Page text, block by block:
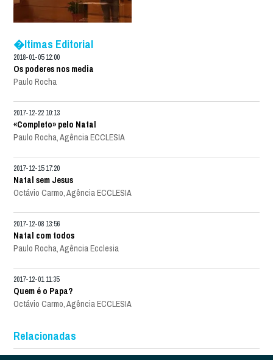
�ltimas Editorial
2018-01-05 12:00
Os poderes nos media
Paulo Rocha
2017-12-22 10:13
«Completo» pelo Natal
Paulo Rocha, Agência ECCLESIA
2017-12-15 17:20
Natal sem Jesus
Octávio Carmo, Agência ECCLESIA
2017-12-08 13:56
Natal com todos
Paulo Rocha, Agência Ecclesia
2017-12-01 11:35
Quem é o Papa?
Octávio Carmo, Agência ECCLESIA
Relacionadas